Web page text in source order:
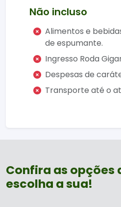
para até 8 pessoas e
especiais ou
O que está incluso na
Cabine exclusiva e
Espumante de
Taças descartáveis
Ideal para
Vista privilegiada da
Não incluso
Alimentos e
de espumante.
Ingresso Roda
Despesas de
Transporte até o
Confira as opções
escolha a sua!